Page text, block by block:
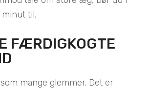
til.
FÆRDIGKOGTE
mange glemmer. Det er